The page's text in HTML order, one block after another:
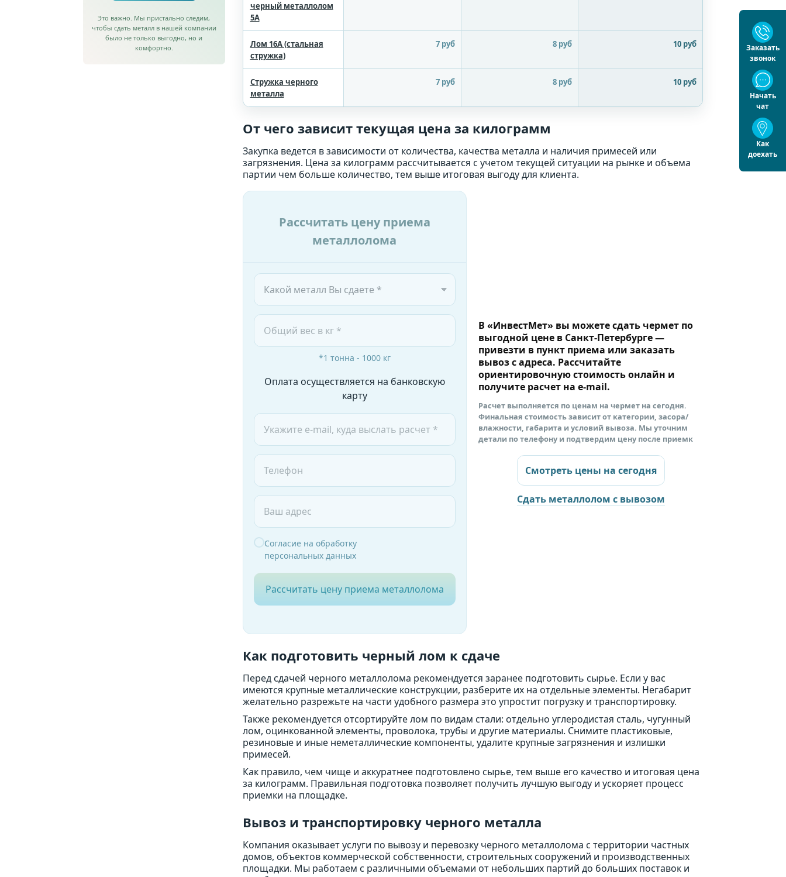
черный металлолом
5А
Лом 16А (стальная
стружка)
7 руб 8 руб 10 руб
Стружка черного
металла
7 руб 8 руб 10 руб
От чего зависит текущая цена за килограмм
Закупка ведется в зависимости от количества, качества металла и наличия примесей или
загрязнения. Цена за килограмм рассчитывается с учетом текущей ситуации на рынке и объема
партии чем больше количество, тем выше итоговая выгоду для клиента.
Рассчитать цену приема
металлолома
*1 тонна - 1000 кг
Оплата осуществляется на банковскую
карту
Согласие на обработку
персональных данных
Рассчитать цену приема металлолома
В «ИнвестМет» вы можете сдать чермет по
выгодной цене в Санкт-Петербурге —
привезти в пункт приема или заказать
вывоз с адреса. Рассчитайте
ориентировочную стоимость онлайн и
получите расчет на e-mail.
Расчет выполняется по ценам на чермет на сегодня.
Финальная стоимость зависит от категории, засора/
влажности, габарита и условий вывоза. Мы уточним
детали по телефону и подтвердим цену после приемк
Смотреть цены на сегодня
Сдать металлолом с вывозом
Как подготовить черный лом к сдаче
Перед сдачей черного металлолома рекомендуется заранее подготовить сырье. Если у вас
имеются крупные металлические конструкции, разберите их на отдельные элементы. Негабарит
желательно разрежьте на части удобного размера это упростит погрузку и транспортировку.
Также рекомендуется отсортируйте лом по видам стали: отдельно углеродистая сталь, чугунный
лом, оцинкованной элементы, проволока, трубы и другие материалы. Снимите пластиковые,
резиновые и иные неметаллические компоненты, удалите крупные загрязнения и излишки
примесей.
Как правило, чем чище и аккуратнее подготовлено сырье, тем выше его качество и итоговая цена
за килограмм. Правильная подготовка позволяет получить лучшую выгоду и ускоряет процесс
приемки на площадке.
Вывоз и транспортировку черного металла
Компания оказывает услуги по вывозу и перевозку черного металлолома с территории частных
домов, объектов коммерческой собственности, строительных сооружений и производственных
площадки. Мы работаем с различными объемами от небольших партий до больших поставок и
Это важно. Мы пристально следим,
чтобы сдать металл в нашей компании
было не только выгодно, но и
комфортно.
Заказать
звонок
Начать
чат
Как
доехать